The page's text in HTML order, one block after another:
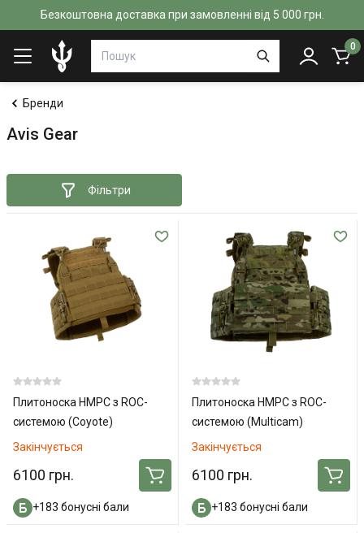
Безкоштовна доставка при замовленні від 5 000 грн.
0
Бренди
Avis Gear
Фільтри
Плитоноска HMPC з ROC-
системою (Coyote)
Закінчується
6100 грн.
+183 бонусні бали
Плитоноска HMPC з ROC-
системою (Multicam)
Закінчується
6100 грн.
+183 бонусні бали